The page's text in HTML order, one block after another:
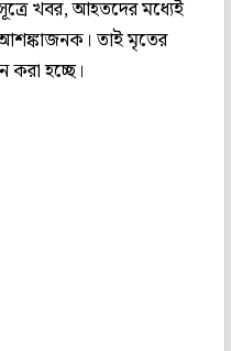
খবর, আহতদের মধ্যেই
আশঙ্কাজনক। তাই মৃতের
হচ্ছে।